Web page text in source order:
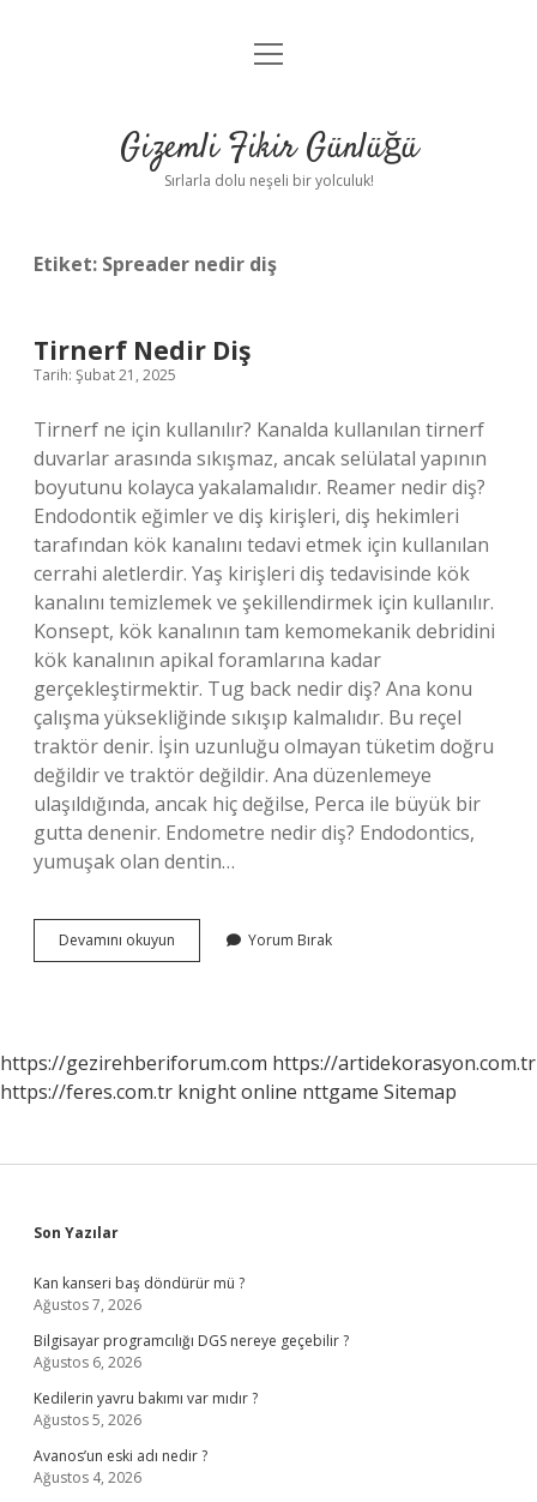
Anasayfa
Yasal Uyarı
menüyü
Gizemli Fikir Günlüğü
Sırlarla dolu neşeli bir yolculuk!
Etiket: Spreader nedir diş
Tirnerf Nedir Diş
Tarih: Şubat 21, 2025
Tirnerf ne için kullanılır? Kanalda kullanılan tirnerf
duvarlar arasında sıkışmaz, ancak selülatal yapının
boyutunu kolayca yakalamalıdır. Reamer nedir diş?
Endodontik eğimler ve diş kirişleri, diş hekimleri
tarafından kök kanalını tedavi etmek için kullanılan
cerrahi aletlerdir. Yaş kirişleri diş tedavisinde kök
kanalını temizlemek ve şekillendirmek için kullanılır.
Konsept, kök kanalının tam kemomekanik debridini
kök kanalının apikal foramlarına kadar
gerçekleştirmektir. Tug back nedir diş? Ana konu
çalışma yüksekliğinde sıkışıp kalmalıdır. Bu reçel
traktör denir. İşin uzunluğu olmayan tüketim doğru
değildir ve traktör değildir. Ana düzenlemeye
ulaşıldığında, ancak hiç değilse, Perca ile büyük bir
gutta denenir. Endometre nedir diş? Endodontics,
yumuşak olan dentin…
Devamını okuyun
Nedir
Yorum Bırak
https://gezirehberiforum.com https://artidekorasyon.com.tr
https://feres.com.tr knight online nttgame Sitemap
Sidebar
Son Yazılar
Kan kanseri baş döndürür mü ?
Ağustos 7, 2026
Bilgisayar programcılığı DGS nereye geçebilir ?
Ağustos 6, 2026
Kedilerin yavru bakımı var mıdır ?
Ağustos 5, 2026
Avanos’un eski adı nedir ?
Ağustos 4, 2026